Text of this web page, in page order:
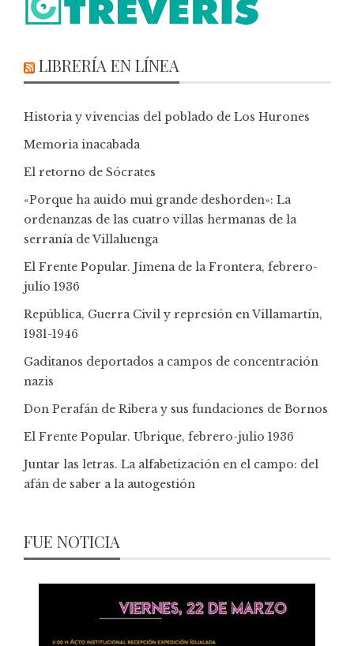
LIBRERÍA EN LÍNEA
Historia y vivencias del poblado de Los Hurones
Memoria inacabada
El retorno de Sócrates
«Porque ha auido mui grande deshorden»: La
ordenanzas de las cuatro villas hermanas de la
serranía de Villaluenga
El Frente Popular. Jimena de la Frontera, febrero-
julio 1936
República, Guerra Civil y represión en Villamartín,
1931-1946
Gaditanos deportados a campos de concentración
nazis
Don Perafán de Ribera y sus fundaciones de Bornos
El Frente Popular. Ubrique, febrero-julio 1936
Juntar las letras. La alfabetización en el campo: del
afán de saber a la autogestión
FUE NOTICIA